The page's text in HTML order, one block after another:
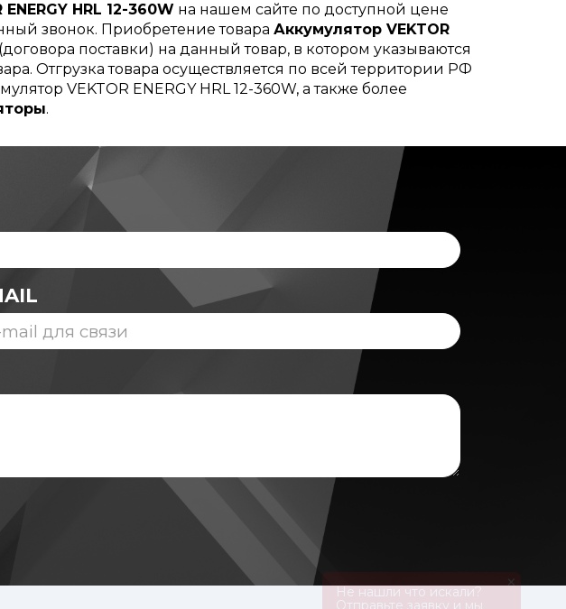
HRL 12-360W на нашем сайте по доступной цене
звонок. Приобретение товара Аккумулятор VEKTOR
поставки) на данный товар, в котором указываются
Отгрузка товара осуществляется по всей территории РФ
VEKTOR ENERGY HRL 12-360W, а также более
.
Не нашли что искали?
Отправьте заявку и мы
×